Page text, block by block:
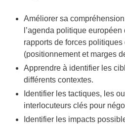
Améliorer sa
l’agenda politique
rapports de forces
(positionnement et marges
Apprendre à identifier les
différents contextes.
Identifier les tactiques, les
interlocuteurs clés pour
Identifier les impacts